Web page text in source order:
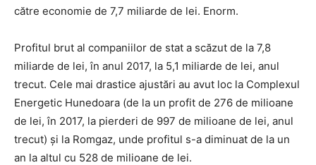
către economie de 7,7 miliarde de lei. Enorm.
Profitul brut al companiilor de stat a scăzut de la 7,8
miliarde de lei, în anul 2017, la 5,1 miliarde de lei, anul
trecut. Cele mai drastice ajustări au avut loc la Complexul
Energetic Hunedoara (de la un profit de 276 de milioane
de lei, în 2017, la pierderi de 997 de milioane de lei, anul
trecut) și la Romgaz, unde profitul s-a diminuat de la un
an la altul cu 528 de milioane de lei.